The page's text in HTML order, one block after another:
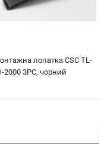
лопатка CSC TL-
2000 3PC, чорний